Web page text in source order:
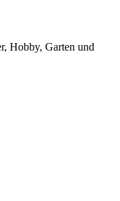
Hobby, Garten und